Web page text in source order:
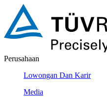
Perusahaan
Lowongan Dan Karir
Media